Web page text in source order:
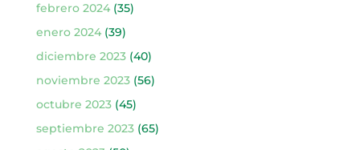
febrero 2024(35)
enero 2024(39)
diciembre 2023(40)
noviembre 2023(56)
octubre 2023(45)
septiembre 2023(65)